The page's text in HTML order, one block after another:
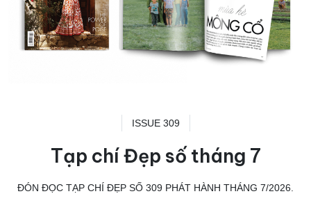
ISSUE 309
Tạp chí Đẹp số tháng 7
ĐÓN ĐỌC TẠP CHÍ ĐẸP SỐ 309 PHÁT HÀNH THÁNG 7/2026.